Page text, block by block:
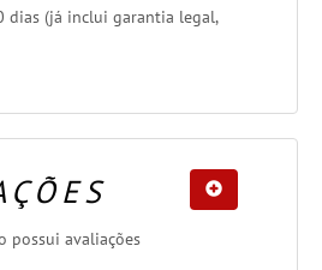
dias (já inclui garantia legal,
possui avaliações